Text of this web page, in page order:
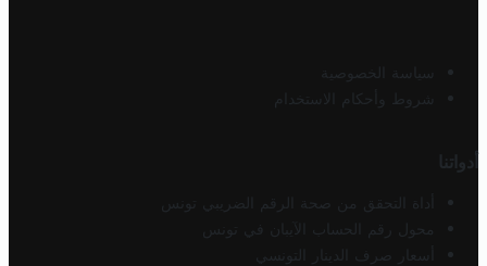
سياسة الخصوصية
شروط وأحكام الاستخدام
أدواتنا
أداة التحقق من صحة الرقم الضريبي تونس
محول رقم الحساب الآيبان في تونس
أسعار صرف الدينار التونسي